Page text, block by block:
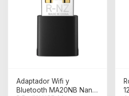
Adaptador Wifi y
Bluetooth MA20NB Nano